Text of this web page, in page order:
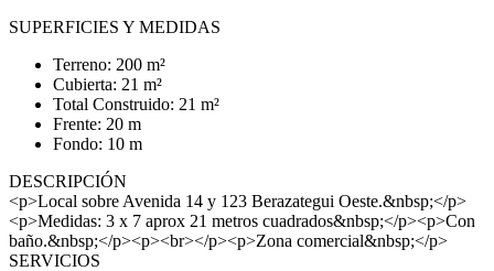
SUPERFICIES Y MEDIDAS
Terreno: 200 m²
Cubierta: 21 m²
Total Construido: 21 m²
Frente: 20 m
Fondo: 10 m
DESCRIPCIÓN
<p>Local sobre Avenida 14 y 123 Berazategui Oeste.&nbsp;</p>
<p>Medidas: 3 x 7 aprox 21 metros cuadrados&nbsp;</p><p>Con
baño.&nbsp;</p><p><br></p><p>Zona comercial&nbsp;</p>
SERVICIOS